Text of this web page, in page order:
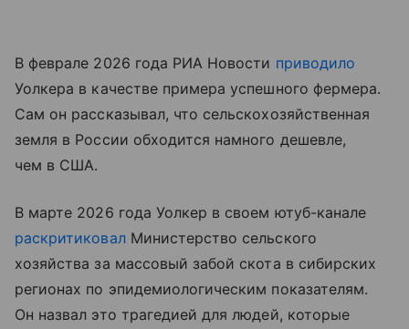
В феврале 2026 года РИА Новости приводило
Уолкера в качестве примера успешного фермера.
Сам он рассказывал, что сельскохозяйственная
земля в России обходится намного дешевле,
чем в США.
В марте 2026 года Уолкер в своем ютуб-канале
раскритиковалМинистерство сельского
хозяйства за массовый забой скота в сибирских
регионах по эпидемиологическим показателям.
Он назвал это трагедией для людей, которые